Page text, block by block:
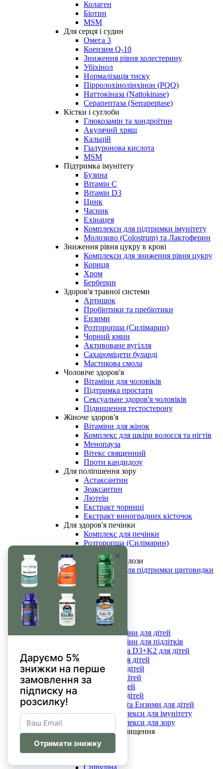
Колаген
Біотин
MSM
Для серця і судин
Омега 3
Коензим Q-10
Зниження рівня холестерину
Убіхінол
Нормалізація тиску
Пірролохінолінхінон (PQQ)
Наттокіназа (Nattokinase)
Серапептаза (Serrapeptase)
Кістки і суглоби
Глюкозамін та хондроїтин
Акулячий хрящ
Кальцій
Гіалуронова кислота
MSM
Підтримка імунітету
Бузина
Вітамін С
Вітамін D3
Цинк
Часник
Ехінацея
Комплекси для підтримки імунітету
Молозиво (Colostrum) та Лактоферин
Зниження рівня цукру в крові
Комплекси для зниження рівня цукру
Кориця
Хром
Берберин
Здоров'я травної системи
Артишок
Пробіотики та пребіотики
Ензими
Розторопша (Силімарин)
Чорний кмин
Активоване вугілля
Сахароміцети буларді
Мастикова смола
Чоловіче здоров'я
Вітаміни для чоловіків
Підтримка простати
Сексуальне здоров'я чоловіків
Підвищення тестостерону
Жіноче здоров'я
Вітаміни для жінок
Комплекс для шкіри волосся та нігтів
Менопауза
Вітекс священний
Проти кандидозу
Для поліпшення зору
Астаксантин
Зеаксантин
Лютеїн
Екстракт чорниці
Екстракт виноградних кісточок
Для здоров'я печінки
Комплекс для печінки
Розторопша (Силімарин)
Для щитовидної залози
Комплекси для підтримки щитовидки
Селен
L-Тирозин
Ашваганда
Цинк
Добавки для дітей
Мультивітаміни для дітей
Мультивітаміни для підлітків
Вітамін D3 та D3+K2 для дітей
Вітамін С для дітей
Омега-3 для дітей
Магній для дітей
Цинк для дітей
Кальцій для дітей
Пробіотики та Ензими для дітей
Дитячі комплекси для імунітету
Дитячі комплекси для зору
Детоксикація та очищення
Комплекси
Хлорофіл
Спіруліна